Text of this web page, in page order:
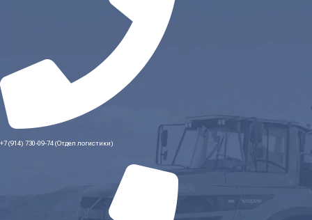
+7 (914) 730-09-74 (Отдел логистики)